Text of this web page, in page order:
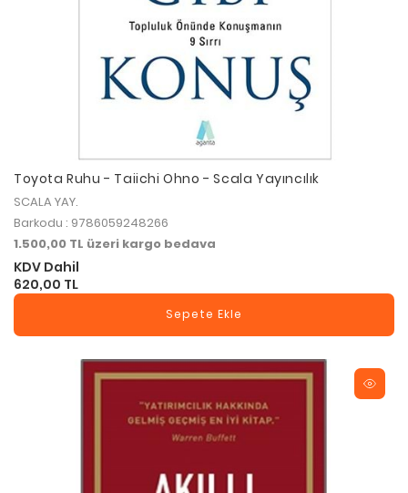
Toyota Ruhu - Taiichi Ohno - Scala Yayıncılık
SCALA YAY.
Barkodu : 9786059248266
1.500,00 TL üzeri kargo bedava
KDV Dahil
620,00 TL
Sepete Ekle